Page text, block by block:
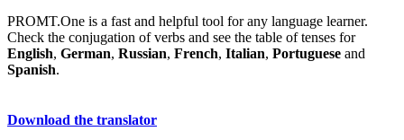
PROMT.One is a fast and helpful tool for any language learner.
Check the conjugation of verbs and see the table of tenses for
English, German, Russian, French, Italian, Portuguese and
Spanish.
Download the translator